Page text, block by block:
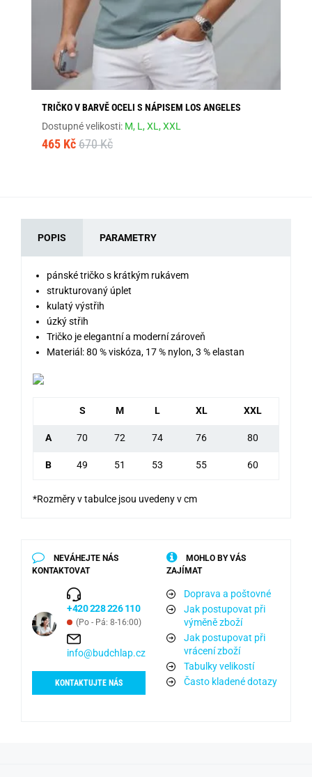
TRIČKO V BARVĚ OCELI S NÁPISEM LOS ANGELES
Dostupné velikosti: M, L,XL,XXL
465 Kč 670 Kč
POPIS PARAMETRY
pánské tričko s krátkým rukávem
strukturovaný úplet
kulatý výstřih
úzký střih
Tričko je elegantní a moderní zároveň
Materiál: 80 % viskóza, 17 % nylon, 3 % elastan
S M L XL XXL
A 70 72 74 76 80
B 49 51 53 55 60
*Rozměry v tabulce jsou uvedeny v cm
NEVÁHEJTE NÁS
KONTAKTOVAT
+420 228 226 110
(Po - Pá: 8-16:00)
info@budchlap.cz
KONTAKTUJTE NÁS
MOHLO BY VÁS
ZAJÍMAT
Doprava a poštovné
Jak postupovat při
výměně zboží
Jak postupovat při
vrácení zboží
Tabulky velikostí
Často kladené dotazy